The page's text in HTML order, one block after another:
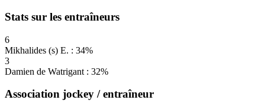
Stats sur les entraîneurs
6
Mikhalides (s) E. : 34%
3
Damien de Watrigant : 32%
Association jockey / entraîneur